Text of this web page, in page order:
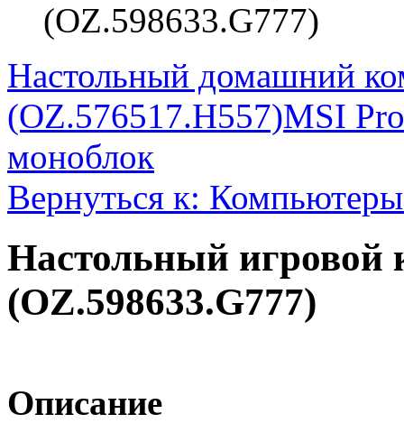
(OZ.598633.G777)
Настольный домашний
(OZ.576517.H557)MSI
моноблок
Вернуться к:
Настольный игровой
(OZ.598633.G777)
Описание